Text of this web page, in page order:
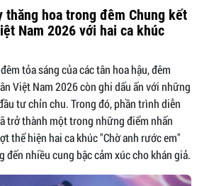
thăng hoa trong đêm Chung kết
Nam 2026 với hai ca khúc
tỏa sáng của các tân hoa hậu, đêm
Việt Nam 2026 còn ghi dấu ấn với những
tư chỉn chu. Trong đó, phần trình diễn
trở thành một trong những điểm nhấn
thể hiện hai ca khúc "Chờ anh rước em"
đến nhiều cung bậc cảm xúc cho khán giả.